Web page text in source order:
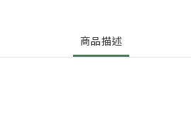
商品描述